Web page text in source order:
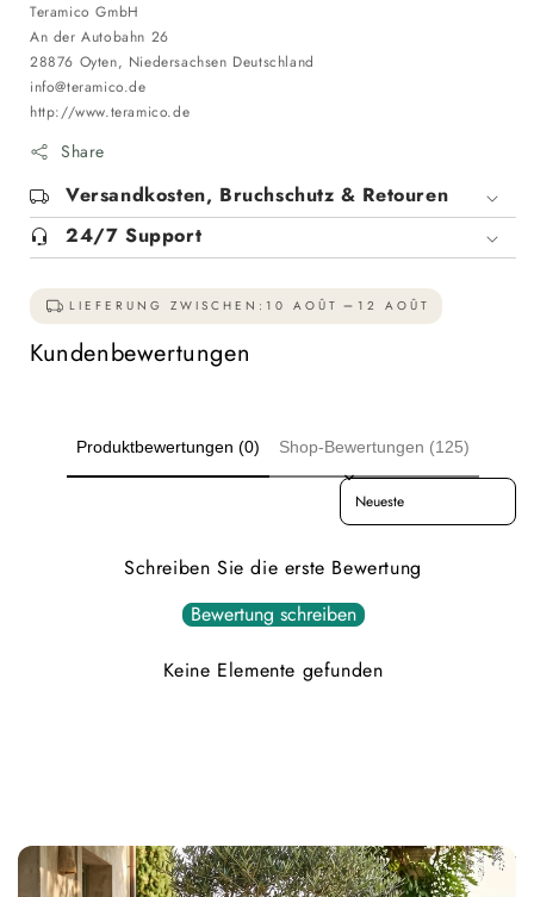
Teramico GmbH
An der Autobahn 26
28876 Oyten, Niedersachsen Deutschland
info@teramico.de
http://www.teramico.de
Share
Versandkosten, Bruchschutz & Retouren
24/7 Support
LIEFERUNG ZWISCHEN: 10 AOÛT 12 AOÛT
Kundenbewertungen
Produktbewertungen (0) Shop-Bewertungen (125)
Sort reviews by
Schreiben Sie die erste Bewertung
Bewertung schreiben
Keine Elemente gefunden